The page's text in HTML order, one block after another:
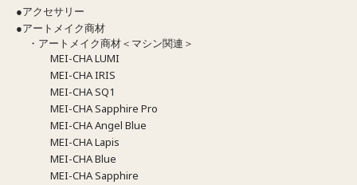
●アクセサリー
●アートメイク商材
・アートメイク商材＜マシン関連＞
MEI-CHA LUMI
MEI-CHA IRIS
MEI-CHA SQ1
MEI-CHA Sapphire Pro
MEI-CHA Angel Blue
MEI-CHA Lapis
MEI-CHA Blue
MEI-CHA Sapphire